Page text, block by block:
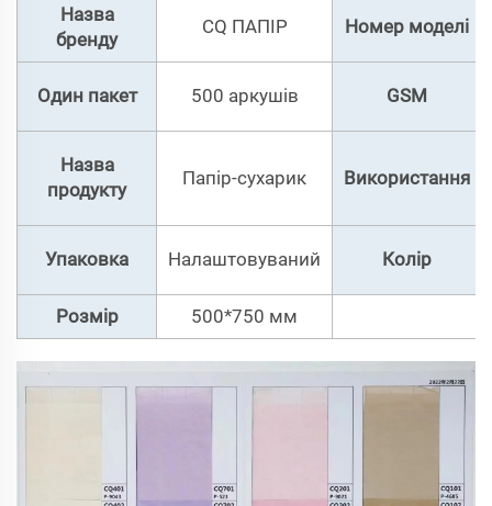
Назва
бренду
CQ ПАПІР Номер моделі
Один пакет 500 аркушів GSM
Назва
продукту
Папір-сухарик Використання
Упаковка Налаштовуваний Колір
Розмір 500*750 мм